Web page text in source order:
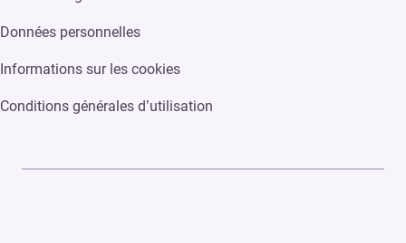
Données personnelles
Informations sur les cookies
Conditions générales d’utilisation